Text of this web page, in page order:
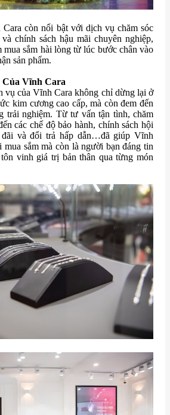
còn nổi bật với dịch vụ chăm sóc
chính sách hậu mãi chuyên nghiệp,
mua sắm hài lòng từ lúc bước chân vào
sản phẩm.
Của Vĩnh Cara
vụ của Vĩnh Cara không chỉ dừng lại ở
kim cương cao cấp, mà còn đem đến
trải nghiệm. Từ tư vấn tận tình, chăm
các chế độ bảo hành, chính sách hội
và đổi trả hấp dẫn…đã giúp Vĩnh
sắm mà còn là người bạn đáng tin
vinh giá trị bản thân qua từng món